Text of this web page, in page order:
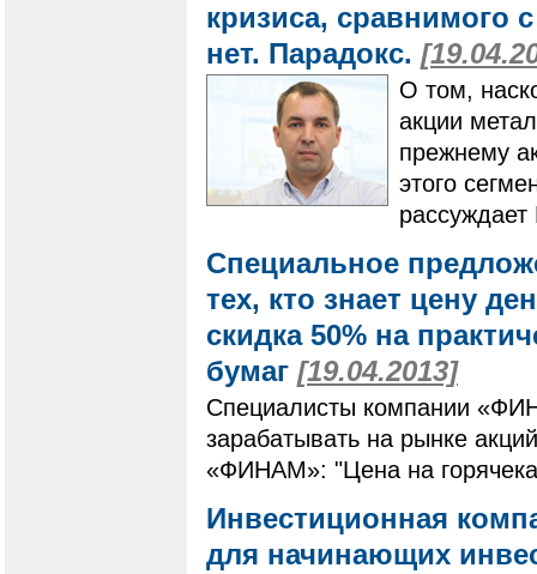
кризиса, сравнимого
нет. Парадокс.
О том,
акции
прежнему
этого
Специальное
тех, кто знает цену
скидка 50% на
бумаг [19.04.2013]
Специалисты компании
зарабатывать на рынке
«ФИНАМ»: "Цена на
Инвестиционная
для начинающих